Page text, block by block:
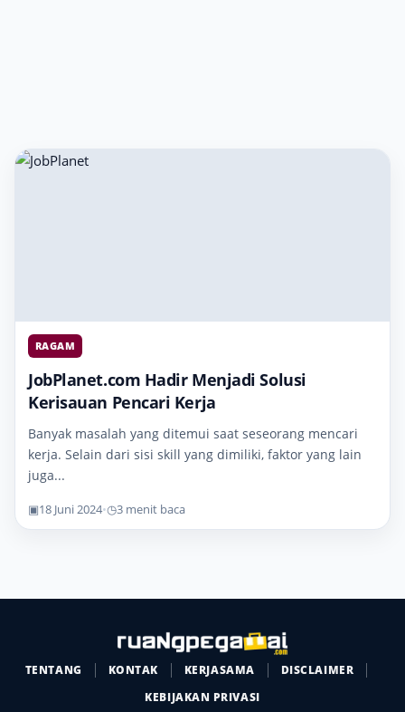
RAGAM
JobPlanet.com Hadir Menjadi Solusi
Kerisauan Pencari Kerja
Banyak masalah yang ditemui saat seseorang mencari
kerja. Selain dari sisi skill yang dimiliki, faktor yang lain
juga...
▣18 Juni 2024•◷3 menit baca
TENTANG KONTAK KERJASAMA
DISCLAIMER
KEBIJAKAN PRIVASI